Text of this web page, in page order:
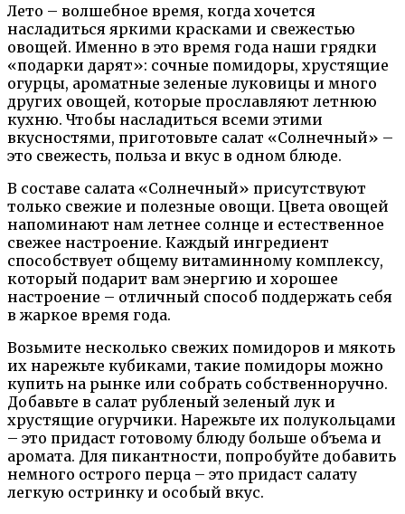
Лето – волшебное время, когда хочется
насладиться яркими красками и свежестью
овощей. Именно в это время года наши грядки
«подарки дарят»: сочные помидоры, хрустящие
огурцы, ароматные зеленые луковицы и много
других овощей, которые прославляют летнюю
кухню. Чтобы насладиться всеми этими
вкусностями, приготовьте салат «Солнечный» –
это свежесть, польза и вкус в одном блюде.
В составе салата «Солнечный» присутствуют
только свежие и полезные овощи. Цвета овощей
напоминают нам летнее солнце и естественное
свежее настроение. Каждый ингредиент
способствует общему витаминному комплексу,
который подарит вам энергию и хорошее
настроение – отличный способ поддержать себя
в жаркое время года.
Возьмите несколько свежих помидоров и мякоть
их нарежьте кубиками, такие помидоры можно
купить на рынке или собрать собственноручно.
Добавьте в салат рубленый зеленый лук и
хрустящие огурчики. Нарежьте их полукольцами
– это придаст готовому блюду больше объема и
аромата. Для пикантности, попробуйте добавить
немного острого перца – это придаст салату
легкую остринку и особый вкус.